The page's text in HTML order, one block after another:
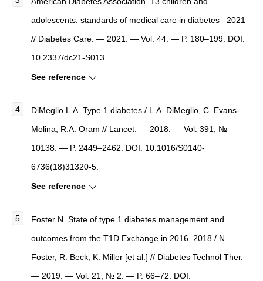
adolescents: standards of medical care in diabetes –2021
// Diabetes Care. — 2021. — Vol. 44. — P. 180–199. DOI:
10.2337/dc21-S013.
See reference
DiMeglio L.A. Type 1 diabetes / L.A. DiMeglio, C. Evans-
Molina, R.A. Oram // Lancet. — 2018. — Vol. 391, №
10138. — P. 2449–2462. DOI: 10.1016/S0140-
6736(18)31320-5.
See reference
Foster N. State of type 1 diabetes management and
outcomes from the T1D Exchange in 2016–2018 / N.
Foster, R. Beck, K. Miller [et al.] // Diabetes Technol Ther.
— 2019. — Vol. 21, № 2. — P. 66–72. DOI: